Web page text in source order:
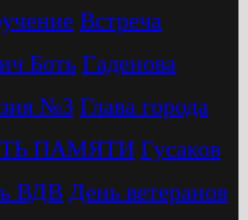
Встреча
Боть Гаденова
№3 Глава города
ПАМЯТИ Гусаков
ВДВ День ветеранов